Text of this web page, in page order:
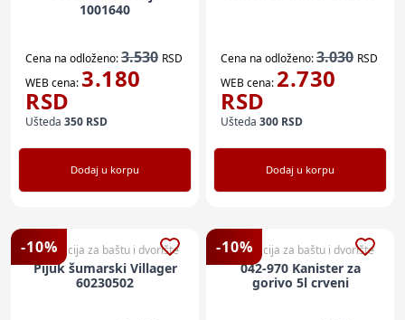
1001640
Cena na odloženo:3.530 RSD
WEB cena:3.180
RSD
Ušteda 350 RSD
Dodaj u korpu
Cena na odloženo:3.030 RSD
WEB cena: 2.730
RSD
Ušteda 300 RSD
Dodaj u korpu
-10%
Dekoracija za baštu i dvorište
Pijuk šumarski Villager
60230502
-10%
Dekoracija za baštu i dvorište
042-970 Kanister za
gorivo 5l crveni